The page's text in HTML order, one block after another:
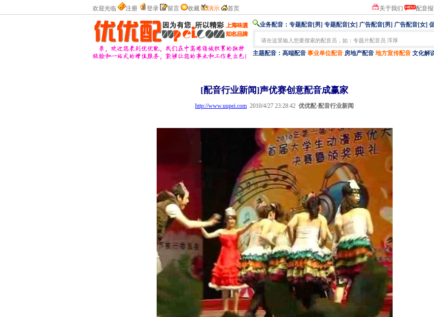
欢迎光临 注册 登录 留言 收藏 演示 首页 关于我们 配音
业务配音： 专题配音[男] 专题配音[女] 广告配音[男] 广告配音[女]
主题配音： 高端配音 事业单位配音 房地产配音 地方宣传配音 文化解
[配音行业新闻]声优赛创意配音成赢家
http://www.uupei.com 2010/4/27 23:28:42 优优配·配音行业新闻